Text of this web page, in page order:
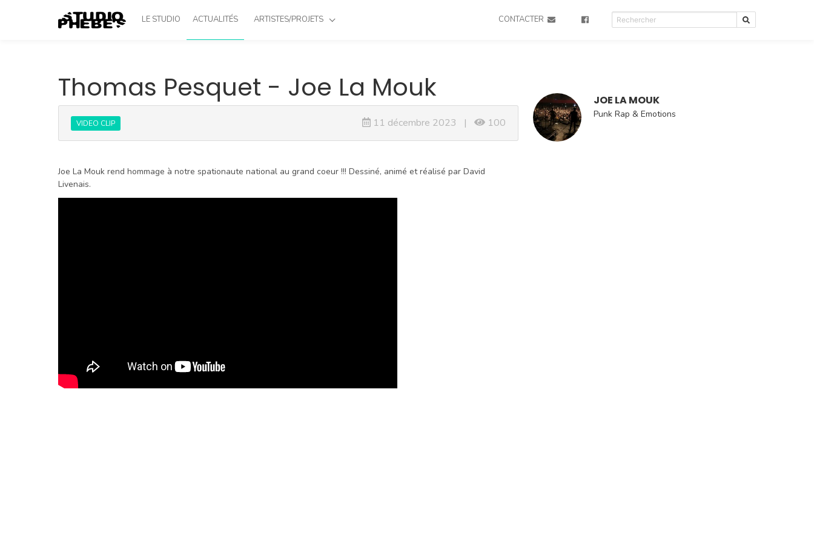
LE STUDIO ACTUALITÉS ARTISTES/PROJETS CONTACTER
Thomas Pesquet - Joe La Mouk
11 décembre 2023 | 100
VIDEO CLIP
Joe La Mouk rend hommage à notre spationaute national au grand coeur !!! Dessiné, animé et réalisé par David
Livenais.
JOE LA MOUK
Punk Rap & Emotions